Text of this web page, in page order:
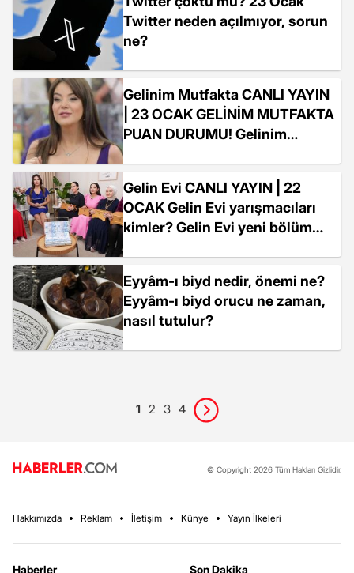
Twitter neden açılmıyor, sorun
ne?
Gelinim Mutfakta CANLI YAYIN
| 23 OCAK GELİNİM MUTFAKTA
PUAN DURUMU! Gelinim
Gelin Evi CANLI YAYIN | 22
OCAK Gelin Evi yarışmacıları
kimler? Gelin Evi yeni bölüm
Eyyâm-ı biyd nedir, önemi ne?
Eyyâm-ı biyd orucu ne zaman,
nasıl tutulur?
1 2 3 4
© Copyright 2026 Tüm Hakları Gizlidir.
Hakkımızda Reklam İletişim Künye Yayın İlkeleri
Haberler
Son Dakika